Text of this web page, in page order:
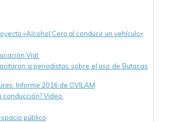
«Alcohol Cero al conducir un vehículo»
Vial.
a periodistas sobre el uso de Butacas
Informe 2016 de OVILAM
Video.
público